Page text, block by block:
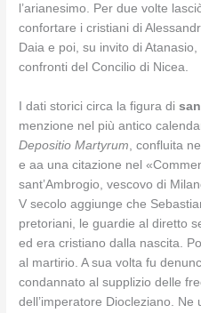
l’arianesimo. Per due volte
confortare i cristiani di
Daia e poi, su invito di
confronti del Concilio di Nicea.
I dati storici circa la figura di
menzione nel più antico
Depositio Martyrum , confluita
e aa una citazione nel
sant’Ambrogio, vescovo di
V secolo aggiunge che
pretoriani, le guardie al diretto
ed era cristiano dalla nascita.
al martirio. A sua volta fu
condannato al supplizio delle
dell’imperatore Diocleziano.